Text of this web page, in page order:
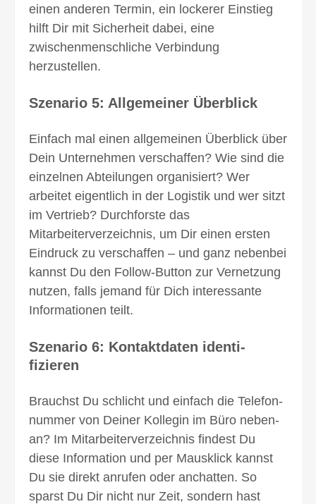
einen ander­en Termin, ein lockerer Einstieg
hilft Dir mit Sicher­heit dabei, eine
zwischenmenschliche Ver­bindung
herzustellen.
Szenario 5: Allgemeiner Überblick
Einfach mal einen allgemeinen Überblick über
Dein Unternehmen verschaf­fen? Wie sind die
einzelnen Abteilungen organisiert? Wer
arbeitet eigen­tlich in der Logistik und wer sitzt
im Ver­trieb? Durchforste das
Mitarbeiterverzeichnis, um Dir einen ersten
Eindruck zu verschaffen – und ganz neben­bei
kannst Du den Follow-Button zur Vernetzung
nutzen, falls jemand für Dich interessante
Informationen teilt.
Szenario 6: Kontaktdaten identi­
fizieren
Brauchst Du schlicht und einfach die Telefon­
nummer von Deiner Kollegin im Büro neben­
an? Im Mitarbeiterverzeichnis findest Du
diese Information und per Mausklick kannst
Du sie direkt anrufen oder anchatten. So
sparst Du Dir nicht nur Zeit, sondern hast